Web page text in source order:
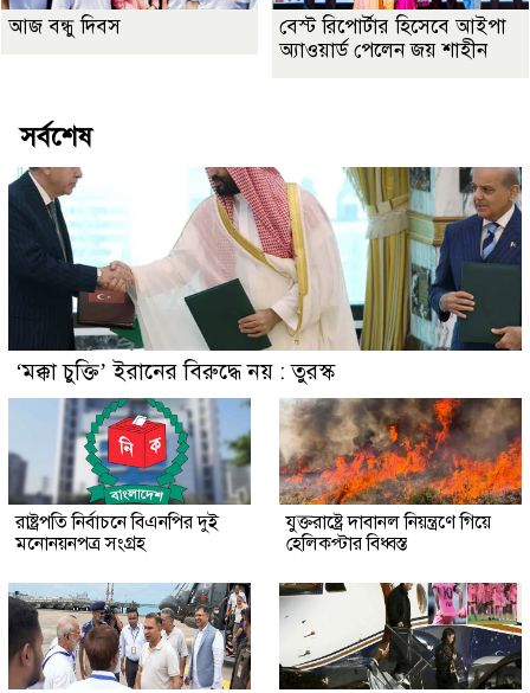
আজ বন্ধু দিবস
বেস্ট রিপোর্টার হিসেবে আইপা
অ্যাওয়ার্ড পেলেন জয় শাহীন
সর্বশেষ
‘মক্কা চুক্তি’ ইরানের বিরুদ্ধে নয় : তুরস্ক
রাষ্ট্রপতি নির্বাচনে বিএনপির দুই
মনোনয়নপত্র সংগ্রহ
যুক্তরাষ্ট্রে দাবানল নিয়ন্ত্রণে গিয়ে
হেলিকপ্টার বিধ্বস্ত